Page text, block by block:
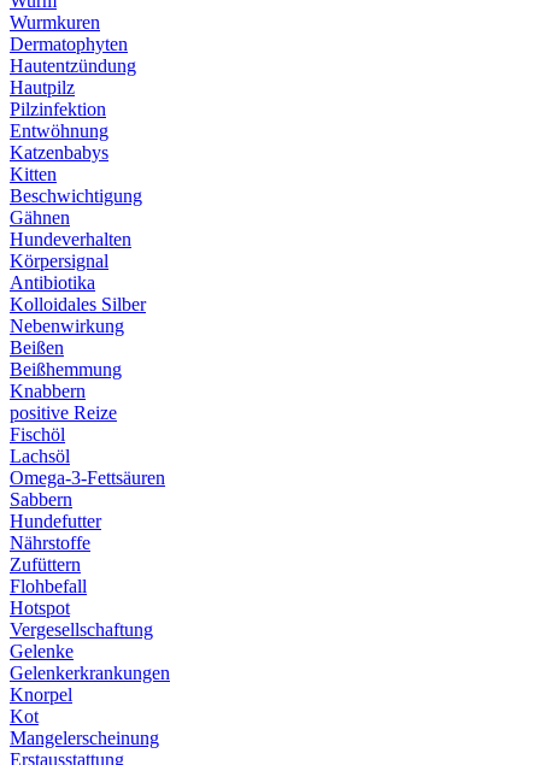
Wurmkuren
Dermatophyten
Hautentzündung
Hautpilz
Pilzinfektion
Entwöhnung
Katzenbabys
Kitten
Beschwichtigung
Gähnen
Hundeverhalten
Körpersignal
Antibiotika
Kolloidales Silber
Nebenwirkung
Beißen
Beißhemmung
Knabbern
positive Reize
Fischöl
Lachsöl
Omega-3-Fettsäuren
Sabbern
Hundefutter
Nährstoffe
Zufüttern
Flohbefall
Hotspot
Vergesellschaftung
Gelenke
Gelenkerkrankungen
Knorpel
Kot
Mangelerscheinung
Erstausstattung